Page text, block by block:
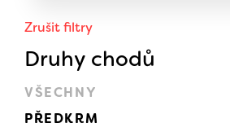
Zrušit filtry
Druhy chodů
VŠECHNY
PŘEDKRM